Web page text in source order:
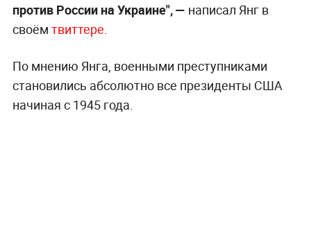
против России на Украине", — написал Янг в
своём твиттере
По мнению Янга, военными преступниками
становились абсолютно все президенты США
начиная с 1945 года.